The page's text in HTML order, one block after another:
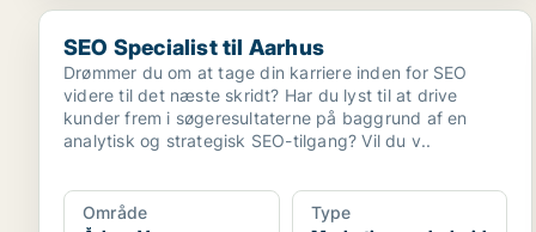
SEO Specialist til Aarhus
SEO Specialist til Aarhus
Drømmer du om at tage din karriere inden for SEO
videre til det næste skridt? Har du lyst til at drive
kunder frem i søgeresultaterne på baggrund af en
analytisk og strategisk SEO-tilgang? Vil du v..
Område
Type